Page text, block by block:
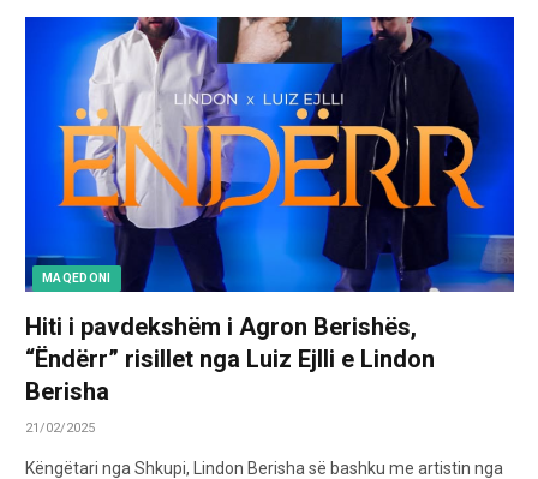
MAQEDONI
Hiti i pavdekshëm i Agron Berishës,
“Ëndërr” risillet nga Luiz Ejlli e Lindon
Berisha
21/02/2025
Këngëtari nga Shkupi, Lindon Berisha së bashku me artistin nga